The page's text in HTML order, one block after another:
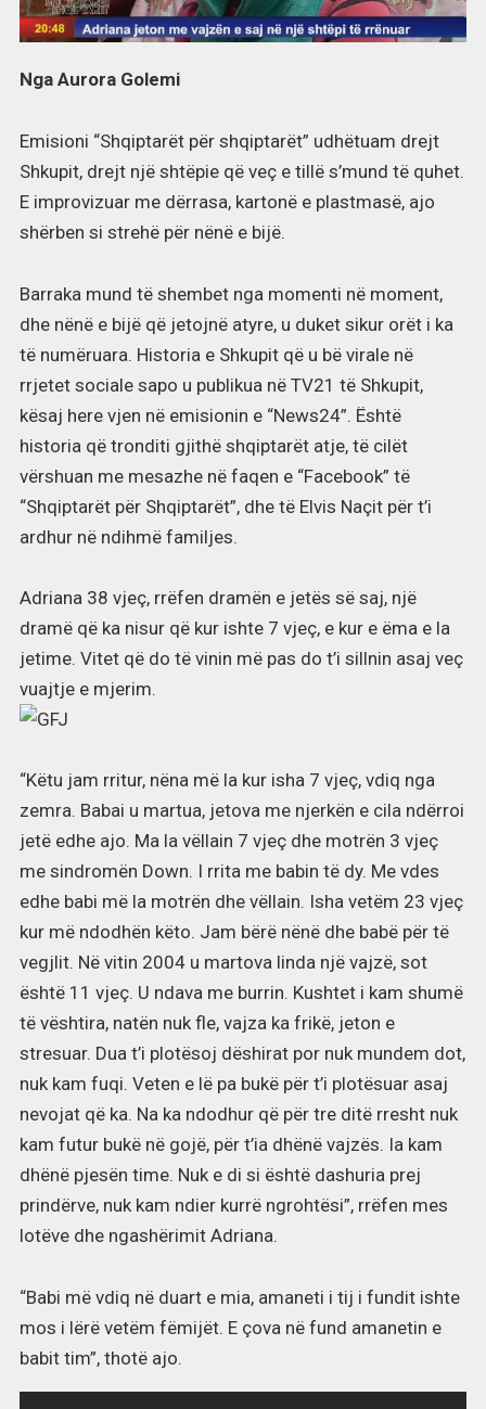
Nga Aurora Golemi
Emisioni “Shqiptarët për shqiptarët” udhëtuam drejt
Shkupit, drejt një shtëpie që veç e tillë s’mund të quhet.
E improvizuar me dërrasa, kartonë e plastmasë, ajo
shërben si strehë për nënë e bijë.
Barraka mund të shembet nga momenti në moment,
dhe nënë e bijë që jetojnë atyre, u duket sikur orët i ka
të numëruara. Historia e Shkupit që u bë virale në
rrjetet sociale sapo u publikua në TV21 të Shkupit,
kësaj here vjen në emisionin e “News24”. Është
historia që tronditi gjithë shqiptarët atje, të cilët
vërshuan me mesazhe në faqen e “Facebook” të
“Shqiptarët për Shqiptarët”, dhe të Elvis Naçit për t’i
ardhur në ndihmë familjes.
Adriana 38 vjeç, rrëfen dramën e jetës së saj, një
dramë që ka nisur që kur ishte 7 vjeç, e kur e ëma e la
jetime. Vitet që do të vinin më pas do t’i sillnin asaj veç
vuajtje e mjerim.
“Këtu jam rritur, nëna më la kur isha 7 vjeç, vdiq nga
zemra. Babai u martua, jetova me njerkën e cila ndërroi
jetë edhe ajo. Ma la vëllain 7 vjeç dhe motrën 3 vjeç
me sindromën Down. I rrita me babin të dy. Me vdes
edhe babi më la motrën dhe vëllain. Isha vetëm 23 vjeç
kur më ndodhën këto. Jam bërë nënë dhe babë për të
vegjlit. Në vitin 2004 u martova linda një vajzë, sot
është 11 vjeç. U ndava me burrin. Kushtet i kam shumë
të vështira, natën nuk fle, vajza ka frikë, jeton e
stresuar. Dua t’i plotësoj dëshirat por nuk mundem dot,
nuk kam fuqi. Veten e lë pa bukë për t’i plotësuar asaj
nevojat që ka. Na ka ndodhur që për tre ditë rresht nuk
kam futur bukë në gojë, për t’ia dhënë vajzës. Ia kam
dhënë pjesën time. Nuk e di si është dashuria prej
prindërve, nuk kam ndier kurrë ngrohtësi”, rrëfen mes
lotëve dhe ngashërimit Adriana.
“Babi më vdiq në duart e mia, amaneti i tij i fundit ishte
mos i lërë vetëm fëmijët. E çova në fund amanetin e
babit tim”, thotë ajo.